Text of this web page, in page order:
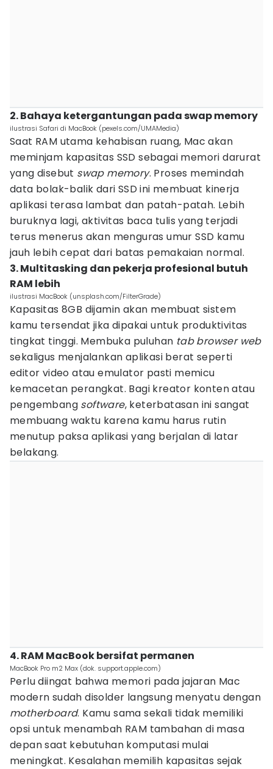
2. Bahaya ketergantungan pada swap memory
ilustrasi Safari di MacBook (pexels.com/UMAMedia)
Saat RAM utama kehabisan ruang, Mac akan
meminjam kapasitas SSD sebagai memori darurat
yang disebut swap memory. Proses memindah
data bolak-balik dari SSD ini membuat kinerja
aplikasi terasa lambat dan patah-patah. Lebih
buruknya lagi, aktivitas baca tulis yang terjadi
terus menerus akan menguras umur SSD kamu
jauh lebih cepat dari batas pemakaian normal.
3. Multitasking dan pekerja profesional butuh
RAM lebih
ilustrasi MacBook (unsplash.com/FilterGrade)
Kapasitas 8GB dijamin akan membuat sistem
kamu tersendat jika dipakai untuk produktivitas
tingkat tinggi. Membuka puluhan tab browser web
sekaligus menjalankan aplikasi berat seperti
editor video atau emulator pasti memicu
kemacetan perangkat. Bagi kreator konten atau
pengembang software, keterbatasan ini sangat
membuang waktu karena kamu harus rutin
menutup paksa aplikasi yang berjalan di latar
belakang.
4. RAM MacBook bersifat permanen
MacBook Pro m2 Max (dok. support.apple.com)
Perlu diingat bahwa memori pada jajaran Mac
modern sudah disolder langsung menyatu dengan
motherboard. Kamu sama sekali tidak memiliki
opsi untuk menambah RAM tambahan di masa
depan saat kebutuhan komputasi mulai
meningkat. Kesalahan memilih kapasitas sejak